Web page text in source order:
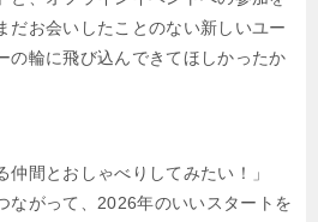
だお会いしたことのない新しいユー
の輪に飛び込んできてほしかったか
仲間とおしゃべりしてみたい！」
ながって、2026年のいいスタートを